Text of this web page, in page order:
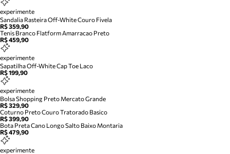
experimente
Sandalia Rasteira Off-White Couro Fivela
R$ 359,90
Tenis Branco Flatform Amarracao Preto
R$ 459,90
experimente
Sapatilha Off-White Cap Toe Laco
R$ 199,90
experimente
Bolsa Shopping Preto Mercato Grande
R$ 329,90
Coturno Preto Couro Tratorado Basico
R$ 399,90
Bota Preta Cano Longo Salto Baixo Montaria
R$ 479,90
experimente